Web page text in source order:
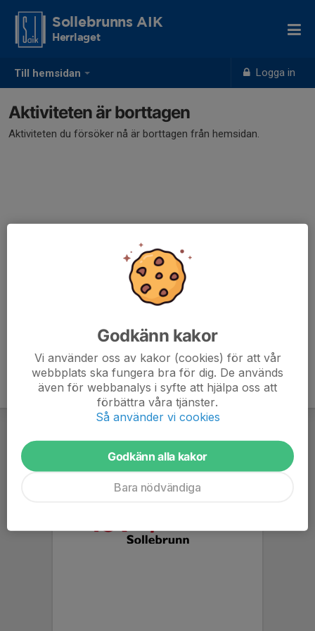
Till hemsidan Logga in
Sollebrunns AIK
Herrlaget
Aktiviteten är borttagen
Aktiviteten du försöker nå är borttagen från hemsidan.
Godkänn kakor
Vi använder oss av kakor (cookies) för att vår
webbplats ska fungera bra för dig. De används
även för webbanalys i syfte att hjälpa oss att
förbättra våra tjänster.
Så använder vi cookies
Godkänn alla kakor
Bara nödvändiga